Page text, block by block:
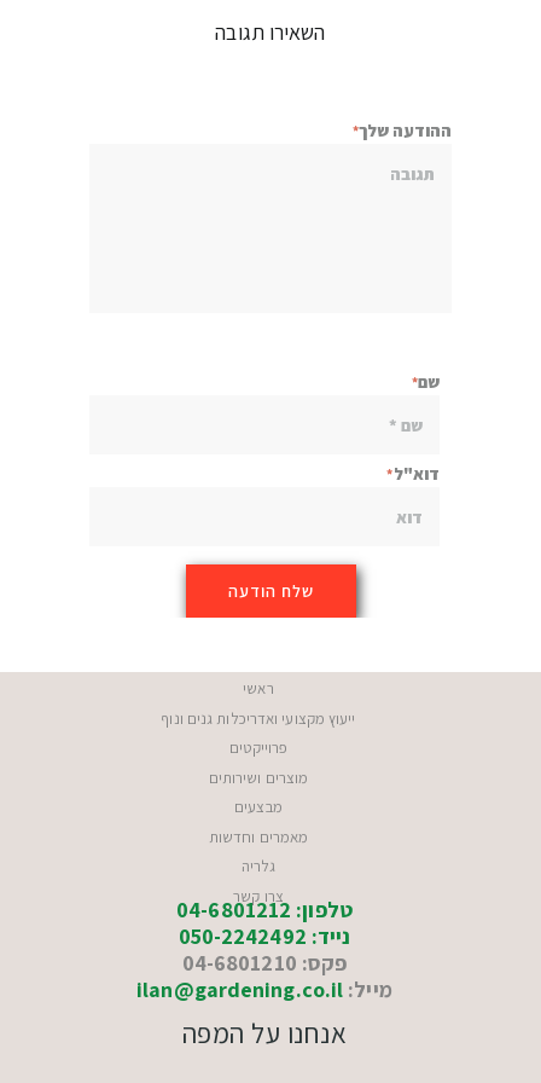
השאירו תגובה
ההודעה שלך
שם
דוא"ל
ראשי
ייעוץ מקצועי ואדריכלות גנים ונוף
פרוייקטים
מוצרים ושירותים
מבצעים
מאמרים וחדשות
גלריה
צרו קשר
טלפון: 04-6801212
נייד: 050-2242492
פקס: 04-6801210
מייל: ilan@gardening.co.il
אנחנו על המפה